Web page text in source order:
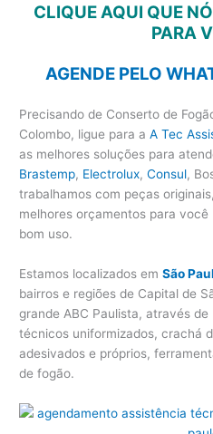
CLIQUE AQUI QUE
PARA
AGENDE PELO
Precisando de Conserto de
Colombo, ligue para aA Tec
as melhores soluções para
Brastemp, Electrolux,Consul,
trabalhamos com peças
melhores orçamentos para
bom uso.
Estamos localizados emSão
bairros e regiões de Capital de
grande ABC Paulista, através
técnicos uniformizados, crachá
adesivados e próprios,
de fogão.